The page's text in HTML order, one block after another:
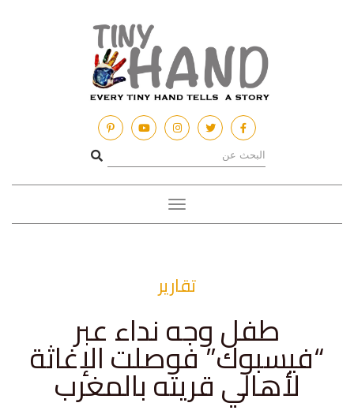
Toggle
navigation
تقارير
طفل وجه نداء عبر
“فيسبوك” فوصلت الإغاثة
لأهالي قريته بالمغرب